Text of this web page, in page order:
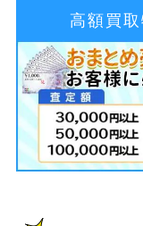
高額買